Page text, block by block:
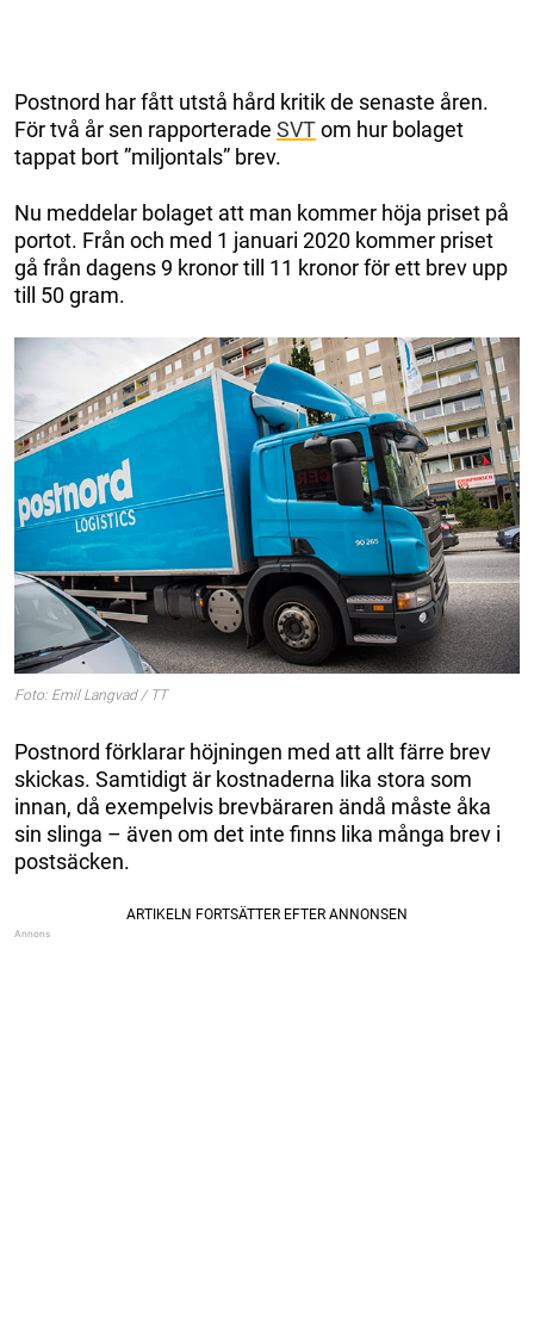
Postnord har fått utstå hård kritik de senaste åren.
För två år sen rapporterade SVTom hur bolaget
tappat bort ”miljontals” brev.
Nu meddelar bolaget att man kommer höja priset på
portot. Från och med 1 januari 2020 kommer priset
gå från dagens 9 kronor till 11 kronor för ett brev upp
till 50 gram.
Foto: Emil Langvad / TT
Postnord förklarar höjningen med att allt färre brev
skickas. Samtidigt är kostnaderna lika stora som
innan, då exempelvis brevbäraren ändå måste åka
sin slinga – även om det inte finns lika många brev i
postsäcken.